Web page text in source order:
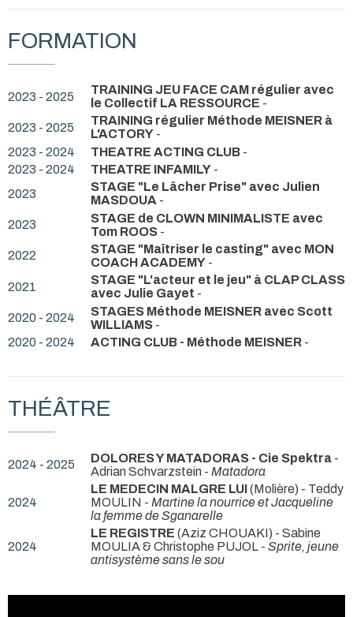
FORMATION
2023 - 2025
TRAINING JEU FACE CAM régulier avec
le Collectif LA RESSOURCE -
2023 - 2025
TRAINING régulier Méthode MEISNER à
L'ACTORY -
2023 - 2024
THEATRE ACTING CLUB -
2023 - 2024
THEATRE INFAMILY -
2023
STAGE "Le Lâcher Prise" avec Julien
MASDOUA -
2023
STAGE de CLOWN MINIMALISTE avec
Tom ROOS -
2022
STAGE "Maîtriser le casting" avec MON
COACH ACADEMY -
2021
STAGE "L'acteur et le jeu" à CLAP CLASS
avec Julie Gayet -
2020 - 2024
STAGES Méthode MEISNER avec Scott
WILLIAMS -
2020 - 2024
ACTING CLUB - Méthode MEISNER -
THÉÂTRE
2024 - 2025 DOLORES Y MATADORAS - Cie Spektra -
Adrian Schvarzstein - Matadora
2024
LE MEDECIN MALGRE LUI(Molière) - Teddy
MOULIN - Martine la nourrice et Jacqueline
la femme de Sganarelle
2024
LE REGISTRE (Aziz CHOUAKI) - Sabine
MOULIA & Christophe PUJOL - Sprite, jeune
antisystème sans le sou